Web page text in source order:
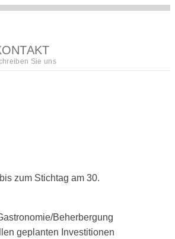
Sie uns
zum Stichtag am 30.
Beherbergung
geplanten Investitionen